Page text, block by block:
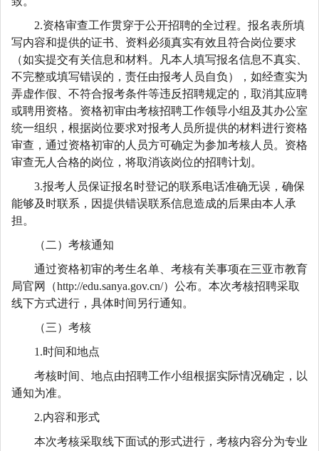
2.资格审查工作贯穿于公开招聘的全过程。报名表所填
写内容和提供的证书、资料必须真实有效且符合岗位要求
（如实提交有关信息和材料。凡本人填写报名信息不真实、
不完整或填写错误的，责任由报考人员自负），如经查实为
弄虚作假、不符合报考条件等违反招聘规定的，取消其应聘
或聘用资格。资格初审由考核招聘工作领导小组及其办公室
统一组织，根据岗位要求对报考人员所提供的材料进行资格
审查，通过资格初审的人员方可确定为参加考核人员。资格
审查无人合格的岗位，将取消该岗位的招聘计划。
3.报考人员保证报名时登记的联系电话准确无误，确保
能够及时联系，因提供错误联系信息造成的后果由本人承
担。
（二）考核通知
通过资格初审的考生名单、考核有关事项在三亚市教育
局官网（http://edu.sanya.gov.cn/）公布。本次考核招聘采取
线下方式进行，具体时间另行通知。
（三）考核
1.时间和地点
考核时间、地点由招聘工作小组根据实际情况确定，以
通知为准。
2.内容和形式
本次考核采取线下面试的形式进行，考核内容分为专业